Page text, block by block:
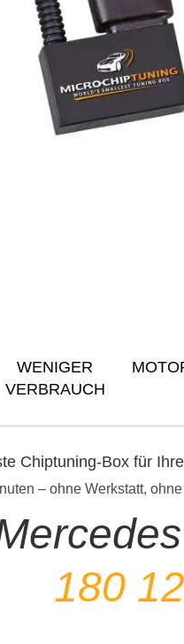
WENIGER
VERBRAUCH
Chiptuning-Box für
– ohne Werkstatt,
180